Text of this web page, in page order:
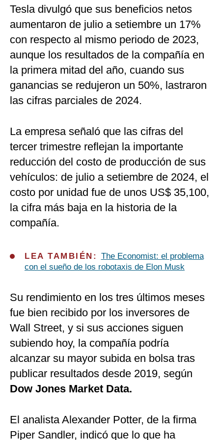
Tesla divulgó que sus beneficios netos
aumentaron de julio a setiembre un 17%
con respecto al mismo periodo de 2023,
aunque los resultados de la compañía en
la primera mitad del año, cuando sus
ganancias se redujeron un 50%, lastraron
las cifras parciales de 2024.
La empresa señaló que las cifras del
tercer trimestre reflejan la importante
reducción del costo de producción de sus
vehículos: de julio a setiembre de 2024, el
costo por unidad fue de unos US$ 35,100,
la cifra más baja en la historia de la
compañía.
LEA TAMBIÉN: The Economist: el problema
con el sueño de los robotaxis de Elon Musk
Su rendimiento en los tres últimos meses
fue bien recibido por los inversores de
Wall Street, y si sus acciones siguen
subiendo hoy, la compañía podría
alcanzar su mayor subida en bolsa tras
publicar resultados desde 2019, según
Dow Jones Market Data.
El analista Alexander Potter, de la firma
Piper Sandler, indicó que lo que ha